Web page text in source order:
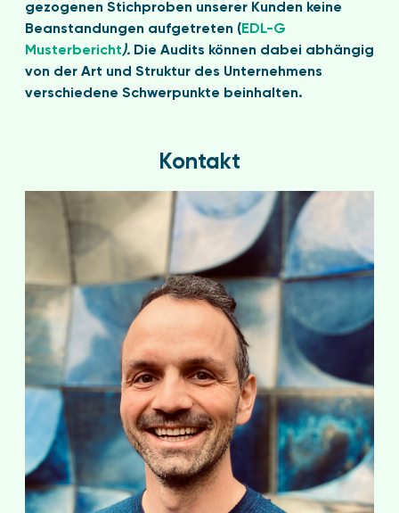
gezogenen Stichproben unserer Kunden keine
Beanstandungen aufgetreten ( EDL-G
Musterbericht). Die Audits können dabei abhängig
von der Art und Struktur des Unternehmens
verschiedene Schwerpunkte beinhalten.
Kontakt